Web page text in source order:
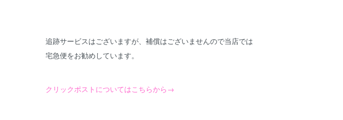
追跡サービスはございますが、補償はございませんので当店では
宅急便をお勧めしています。
クリックポストについてはこちらから→